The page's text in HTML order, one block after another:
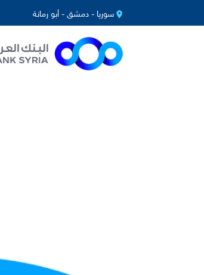
سوريا - دمشق - أبو رمانة